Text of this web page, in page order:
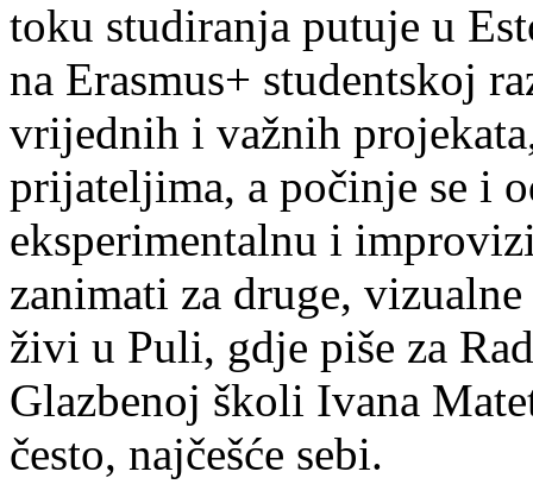
toku studiranja putuje u
na Erasmus+ studentskoj
vrijednih i važnih
prijateljima, a počinje se i
eksperimentalnu i
zanimati za druge,
živi u Puli, gdje piše za
Glazbenoj školi Ivana
često, najčešće sebi.